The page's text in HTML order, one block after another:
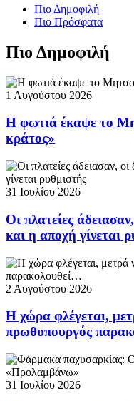
Πιο Δημοφιλή
Πιο Πρόσφατα
Πιο Δημοφιλή
1 Αυγούστου 2026
Η φωτιά έκαψε το
κράτος»
31 Ιουλίου 2026
Οι πλατείες
και η αποχή γίνεται
2 Αυγούστου 2026
Η χώρα φλέγεται,
πρωθυπουργός
31 Ιουλίου 2026